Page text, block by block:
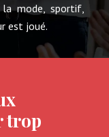
la mode, sportif,
est joué.
trop